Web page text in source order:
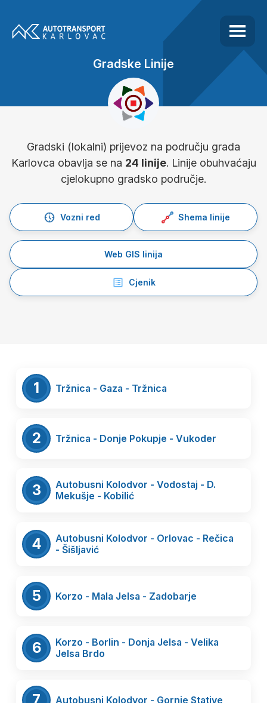
Gradske Linije
Gradski (lokalni) prijevoz na području grada
Karlovca obavlja se na 24 linije. Linije obuhvaćaju
cjelokupno gradsko područje.
Vozni red Shema linije
Web GIS linija
Cjenik
1 Tržnica - Gaza - Tržnica
2 Tržnica - Donje Pokupje - Vukoder
3
Autobusni Kolodvor - Vodostaj - D.
Mekušje - Kobilić
4
Autobusni Kolodvor - Orlovac - Rečica
- Šišljavić
5 Korzo - Mala Jelsa - Zadobarje
6
Korzo - Borlin - Donja Jelsa - Velika
Jelsa Brdo
Autobusni Kolodvor - Gornje Stative